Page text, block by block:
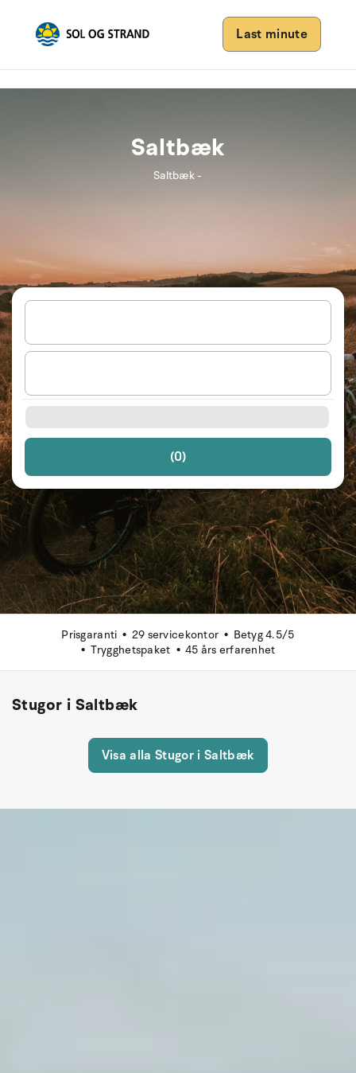
Last minute
(0)
Saltbæk
Saltbæk -
Prisgaranti 29 servicekontor
Betyg 4.5/5
Trygghetspaket
45 års erfarenhet
Stugor i Saltbæk
Visa alla Stugor i Saltbæk